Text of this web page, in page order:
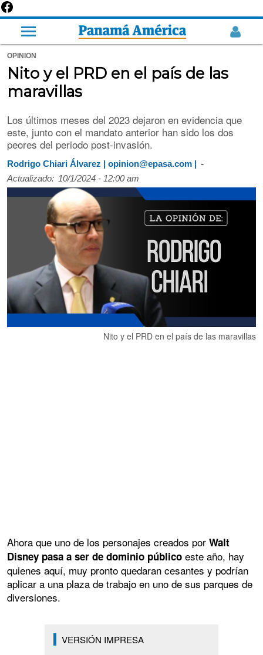
OPINION
Nito y el PRD en el país de las
maravillas
Los últimos meses del 2023 dejaron en evidencia que
este, junto con el mandato anterior han sido los dos
peores del periodo post-invasión.
Rodrigo Chiari Álvarez | opinion@epasa.com | -
Actualizado: 10/1/2024 - 12:00 am
Nito y el PRD en el país de las maravillas
Ahora que uno de los personajes creados por Walt
Disney pasa a ser de dominio público este año, hay
quienes aquí, muy pronto quedaran cesantes y podrían
aplicar a una plaza de trabajo en uno de sus parques de
diversiones.
VERSIÓN IMPRESA